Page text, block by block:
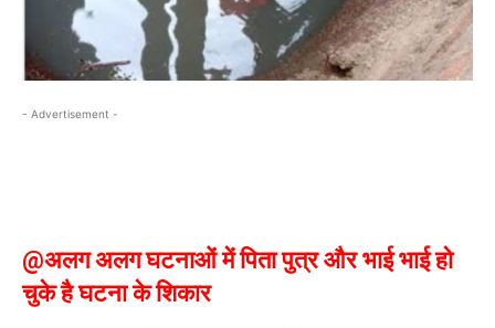
- Advertisement -
@अलग अलग घटनाओं में पिता पुत्र और भाई भाई हो
चुके है घटना के शिकार